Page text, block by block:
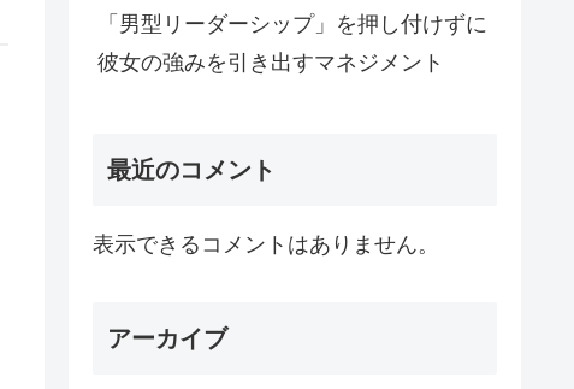
「男型リーダーシップ」を押し付けずに
彼女の強みを引き出すマネジメント
最近のコメント
表示できるコメントはありません。
アーカイブ